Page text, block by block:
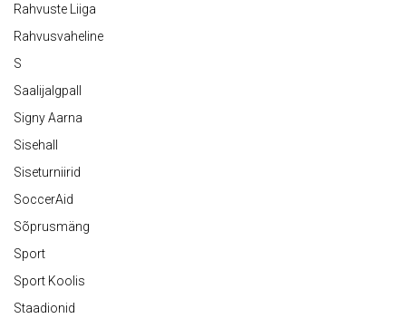
Rahvuste Liiga
Rahvusvaheline
S
Saalijalgpall
Signy Aarna
Sisehall
Siseturniirid
SoccerAid
Sõprusmäng
Sport
Sport Koolis
Staadionid